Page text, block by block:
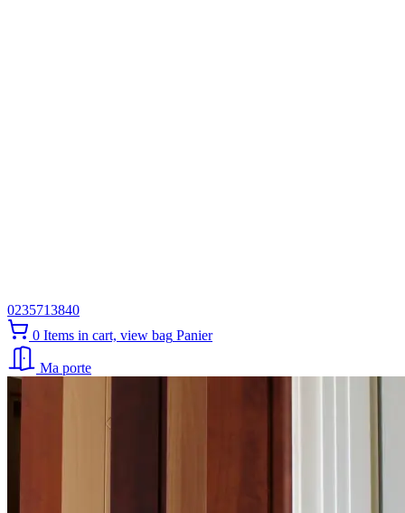
0235713840
0 Items in cart, view bag Panier
Ma porte